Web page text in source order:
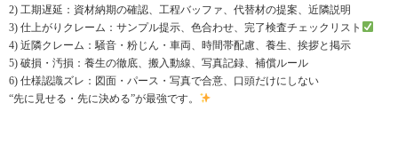
2) 工期遅延：資材納期の確認、工程バッファ、代替材の提案、近隣説明
3) 仕上がりクレーム：サンプル提示、色合わせ、完了検査チェックリスト
4) 近隣クレーム：騒音・粉じん・車両、時間帯配慮、養生、挨拶と掲示
5) 破損・汚損：養生の徹底、搬入動線、写真記録、補償ルール
6) 仕様認識ズレ：図面・パース・写真で合意、口頭だけにしない
“先に見せる・先に決める”が最強です。